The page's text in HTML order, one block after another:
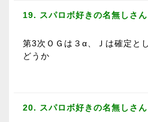
19. スパロボ好きの名無しさん
第3次ＯＧは３α、Ｊは確定と
どうか
20. スパロボ好きの名無しさん